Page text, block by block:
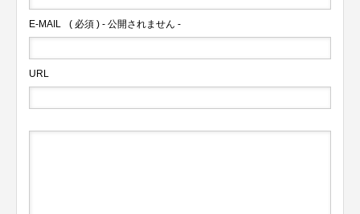
E-MAIL ( 必須 ) - 公開されません -
URL